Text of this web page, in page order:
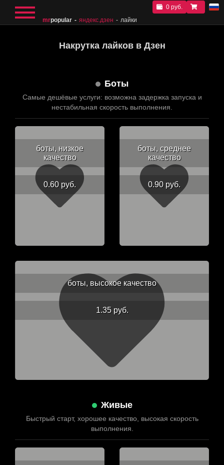
mrpopular яндекс.дзен лайки
0 руб.
Накрутка лайков в Дзен
Боты
Самые дешёвые услуги: возможна задержка запуска и
нестабильная скорость выполнения.
боты, низкое
качество
0.60 руб.
боты, среднее
качество
0.90 руб.
боты, высокое качество
1.35 руб.
Живые
Быстрый старт, хорошее качество, высокая скорость
выполнения.